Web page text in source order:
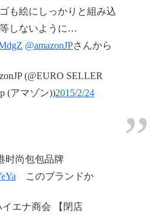
も絵にしっかりと組み込
しないように…
@amazonJPさんから
(@EURO SELLER
(アマゾン))2015/2/24
时尚包包品牌
このブランドか
イエナ商会 【閉店